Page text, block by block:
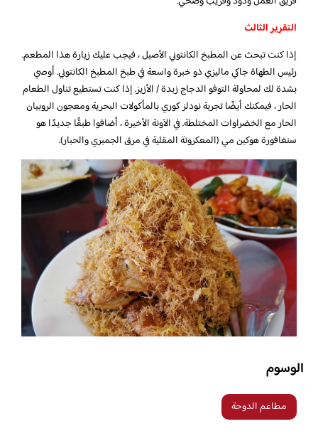
التقرير الثالث
إذا كنت تبحث عن المطبخ الكانتوني الأصيل ، فيجب عليك زيارة هذا المطعم.
رئيس الطهاة جاكي ماليزي ذو خبرة واسعة في طبخ المطبخ الكانتوني. أوصي
بشدة لك لمحاولة التوفو الدجاج زبدة / الأزيز. إذا كنت تستطيع تناول الطعام
الحار ، فيمكنك أيضًا تجربة نودلز كوري بالمأكولات البحرية ومعجون الروبيان
الحار مع الخضراوات المختلطة. في الآونة الأخيرة ، أضافوا طبقًا جديدًا هو
سنغافورة هوكين مي (المعكرونة المقلية في مرق الجمبري والحبار).
الوسوم
مطاعم الدوحة